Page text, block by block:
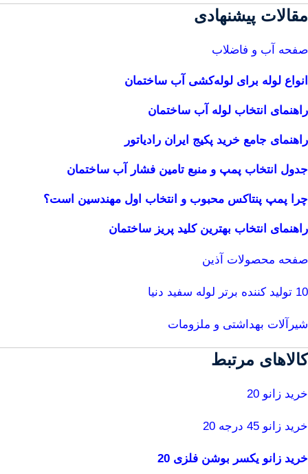
مقالات پیشنهادی
صفحه آب و فاضلاب
انواع لوله برای لوله‌کشی آب ساختمان
راهنمای انتخاب لوله آب ساختمان
راهنمای جامع خرید پکیج ایران رادیاتور
جدول انتخاب پمپ و منبع تامین فشار آب ساختمان
چرا پمپ پنتاکس محبوب و انتخاب اول مهندسین است؟
راهنمای انتخاب بهترین کلید پریز ساختمان
صفحه محصولات آذین
10 تولید کننده برتر لوله سفید دنیا
شیرآلات بهداشتی و ملزومات
کالاهای مرتبط
خرید زانو 20
خرید زانو 45 درجه 20
خرید زانو یکسر بوشن فلزی 20